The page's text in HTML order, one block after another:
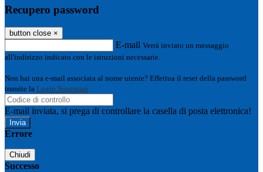
Recupero password
button close ×
E-mail Verrà inviato un messaggio
all'indirizzo indicato con le istruzioni necessarie.
Non hai una e-mail associata al nome utente? Effettua il reset della password
tramite la Login Spaggiari
E-mail inviata, si prega di controllare la casella di posta elettronica!
Errore
Chiudi
Successo